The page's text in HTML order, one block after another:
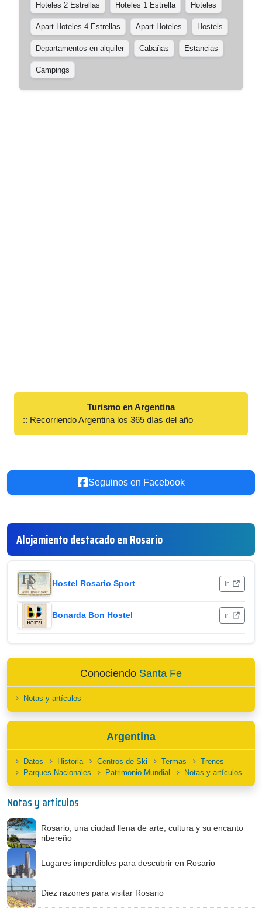
Hoteles 2 Estrellas Hoteles 1 Estrella Hoteles
Apart Hoteles 4 Estrellas Apart Hoteles Hostels
Departamentos en alquiler Cabañas Estancias
Campings
Turismo en Argentina
:: Recorriendo Argentina los 365 días del año
Seguinos en Facebook
Alojamiento destacado en Rosario
Hostel Rosario Sport ir
Bonarda Bon Hostel ir
Conociendo Santa Fe
Notas y artículos
Argentina
Datos Historia Centros de Ski Termas
Trenes
Parques Nacionales
Patrimonio Mundial Notas y artículos
Notas y artículos
Rosario, una ciudad llena de arte, cultura y su encanto
ribereño
Lugares imperdibles para descubrir en Rosario
Diez razones para visitar Rosario